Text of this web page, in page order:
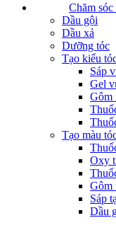
Chăm sóc
Dầu gội
Dầu xả
Dưỡng tóc
Tạo kiểu
Sáp
Gel
Gôm
Tạo màu
Oxy
Gôm
Sáp
Dầu